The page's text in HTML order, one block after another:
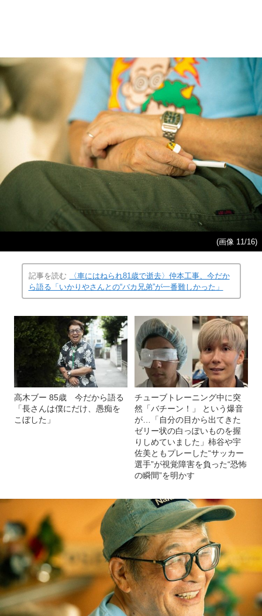
(画像 11/16)
記事を読む
〈車にはねられ81歳で逝去〉仲本工事、今だか
ら語る「いかりやさんとの“バカ兄弟”が一番難しかった」
高木ブー 85歳 今だから語る
「長さんは僕にだけ、愚痴を
こぼした」
チューブトレーニング中に突
然「バチーン！」 という爆音
が…「自分の目から出てきた
ゼリー状の白っぽいものを握
りしめていました」柿谷や宇
佐美ともプレーした“サッカー
選手”が視覚障害を負った“恐怖
の瞬間”を明かす